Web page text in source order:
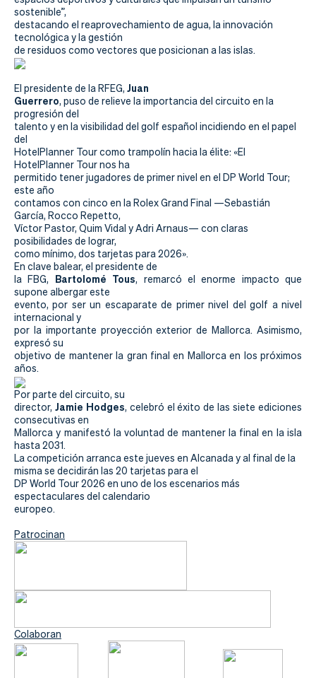
sostenible”,
destacando el reaprovechamiento de agua, la innovación
tecnológica y la gestión
de residuos como vectores que posicionan a las islas.
El presidente de la RFEG, Juan
Guerrero, puso de relieve la importancia del circuito en la
progresión del
talento y en la visibilidad del golf español incidiendo en el papel
del
HotelPlanner Tour como trampolín hacia la élite: «El
HotelPlanner Tour nos ha
permitido tener jugadores de primer nivel en el DP World Tour;
este año
contamos con cinco en la Rolex Grand Final —Sebastián
García, Rocco Repetto,
Víctor Pastor, Quim Vidal y Adri Arnaus— con claras
posibilidades de lograr,
como mínimo, dos tarjetas para 2026».
En clave balear, el presidente de
la FBG, Bartolomé Tous, remarcó el enorme impacto que
supone albergar este
evento, por ser un escaparate de primer nivel del golf a nivel
internacional y
por la importante proyección exterior de Mallorca. Asimismo,
expresó su
objetivo de mantener la gran final en Mallorca en los próximos
años.
Por parte del circuito, su
director, Jamie Hodges, celebró el éxito de las siete ediciones
consecutivas en
Mallorca y manifestó la voluntad de mantener la final en la isla
hasta 2031.
La competición arranca este jueves en Alcanada y al final de la
misma se decidirán las 20 tarjetas para el
DP World Tour 2026 en uno de los escenarios más
espectaculares del calendario
europeo.
Patrocinan
Colaboran